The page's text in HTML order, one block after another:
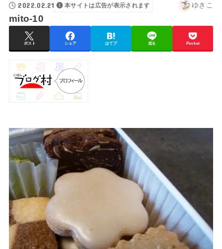
2022.02.21 本サイトは広告が表示されます ゆきこ
mito-10
ポスト シェア はてブ 送る Pocket